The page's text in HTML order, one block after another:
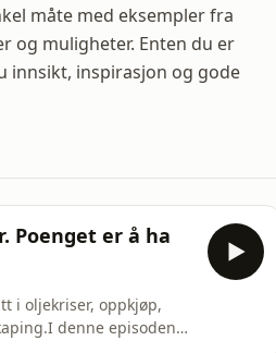
måte med eksempler fra
og muligheter. Enten du er
innsikt, inspirasjon og gode
Poenget er å ha
i oljekriser, oppkjøp,
denne episoden